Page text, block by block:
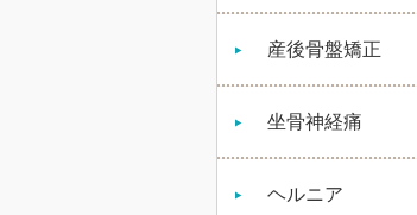
産後骨盤矯正
坐骨神経痛
ヘルニア